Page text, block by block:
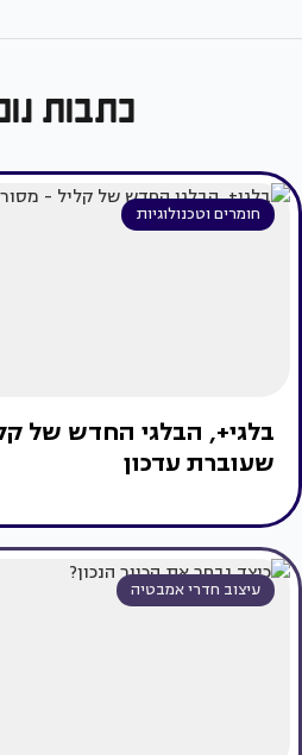
כתבות
חומרים וטכנולוגיות
בלגי+, הבלגי החדש של
שעוברת עדכון
עיצוב חדרי אמבטיה